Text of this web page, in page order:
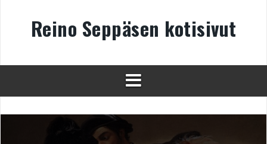
Reino Seppäsen kotisivut